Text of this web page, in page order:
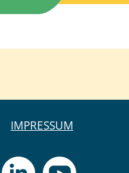
IMPRESSUM